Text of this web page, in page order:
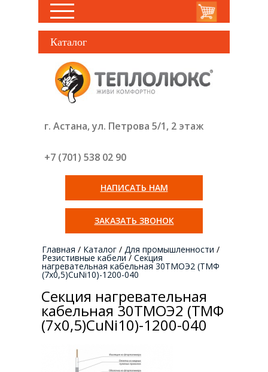
Каталог
г. Астана, ул. Петрова 5/1, 2 этаж
+7 (701) 538 02 90
НАПИСАТЬ НАМ
ЗАКАЗАТЬ ЗВОНОК
Главная / Каталог / Для промышленности /
Резистивные кабели / Секция
нагревательная кабельная 30ТМОЭ2 (ТМФ
(7х0,5)CuNi10)-1200-040
Секция нагревательная
кабельная 30ТМОЭ2 (ТМФ
(7х0,5)CuNi10)-1200-040